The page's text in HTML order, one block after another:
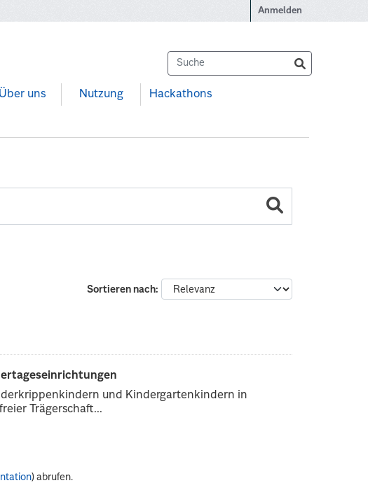
Anmelden
Über uns Nutzung Hackathons
Sortieren nach
und Kindergartenkindern in
Trägerschaft...
) abrufen.